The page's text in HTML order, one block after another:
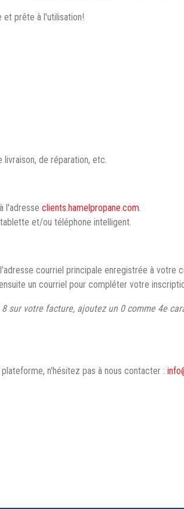
et prête à l'utilisation!
de réparation, etc.
l'adresse clients.hamelpropane.com.
et/ou téléphone intelligent.
courriel principale enregistrée à votre
un courriel pour compléter votre
sur votre facture, ajoutez un 0 comme 4e
n'hésitez pas à nous contacter :